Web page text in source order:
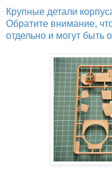
Крупные детали
Обратите внимание,
отдельно и могут быть